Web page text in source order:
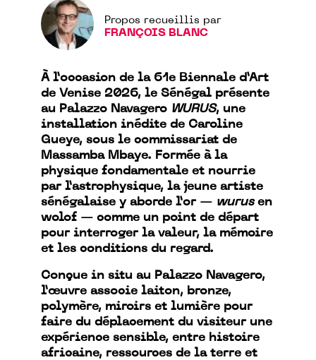
Propos recueillis par
FRANÇOIS BLANC
À l’occasion de la 61e Biennale d’Art
de Venise 2026, le Sénégal présente
au Palazzo Navagero WURUS, une
installation inédite de Caroline
Gueye, sous le commissariat de
Massamba Mbaye. Formée à la
physique fondamentale et nourrie
par l’astrophysique, la jeune artiste
sénégalaise y aborde l’or — wurusen
wolof — comme un point de départ
pour interroger la valeur, la mémoire
et les conditions du regard.
Conçue in situ au Palazzo Navagero,
l’œuvre associe laiton, bronze,
polymère, miroirs et lumière pour
faire du déplacement du visiteur une
expérience sensible, entre histoire
africaine, ressources de la terre et